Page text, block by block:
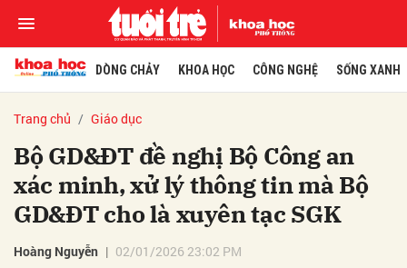
DÒNG CHẢY KHOA HỌC CÔNG NGHỆ SỐNG XANH
Trang chủ Giáo dục
Bộ GD&ĐT đề nghị Bộ Công an
xác minh, xử lý thông tin mà Bộ
GD&ĐT cho là xuyên tạc SGK
Hoàng Nguyễn 02/01/2026 23:02 PM